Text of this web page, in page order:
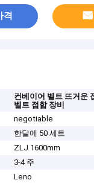
격
컨베이어 벨트 뜨거운
벨트 접합 장비
negotiable
한달에 50 세트
ZLJ 1600mm
3-4 주
Leno